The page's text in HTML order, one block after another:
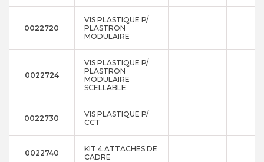
0022720
VIS PLASTIQUE P/
PLASTRON
MODULAIRE
0022724
VIS PLASTIQUE P/
PLASTRON
MODULAIRE
SCELLABLE
0022730
VIS PLASTIQUE P/
CCT
0022740
KIT 4 ATTACHES DE
CADRE